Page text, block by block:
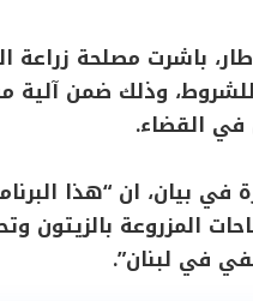
باشرت مصلحة زراعة
وذلك ضمن
القضاء.
في بيان، ان “هذا
المزروعة بالزيتون
في لبنان”.